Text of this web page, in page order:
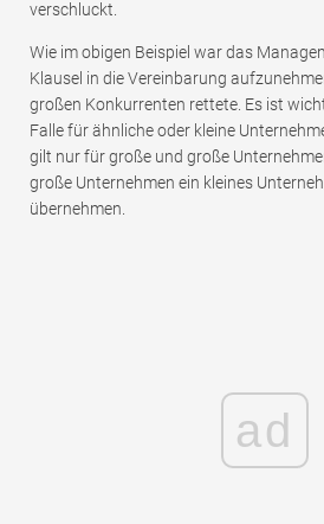
verschluckt.
Wie im obigen Beispiel war das
Klausel in die Vereinbarung
großen Konkurrenten rettete. Es ist
Falle für ähnliche oder kleine
gilt nur für große und große
große Unternehmen ein kleines
übernehmen.
ad